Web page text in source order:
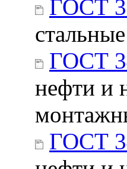
ГОСТ
ГОСТ
нефти и
ГОСТ